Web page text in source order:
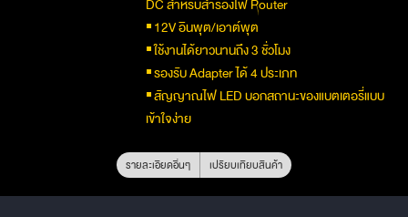
DC สำหรับสำรองไฟ Router
▪︎ 12V อินพุต/เอาต์พุต
▪︎ ใช้งานได้ยาวนานถึง 3 ชั่วโมง
▪︎ รองรับ Adapter ได้ 4 ประเภท
▪︎ สัญญาณไฟ LED บอกสถานะของแบตเตอรี่แบบ
เข้าใจง่าย
รายละเอียดอื่นๆ เปรียบเทียบสินค้า